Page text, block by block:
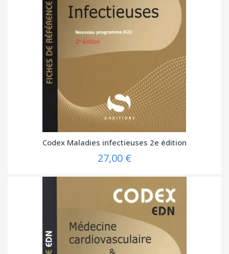
Codex Maladies infectieuses 2e édition
27,00 €